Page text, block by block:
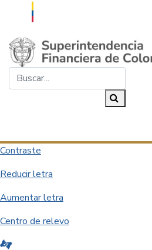
Saltar al contenido principal
Contraste
Reducir letra
Aumentar letra
Centro de relevo